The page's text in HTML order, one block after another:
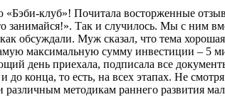
«Бэби-клуб»! Почитала восторженные
занимайся!». Так и случилось. Мы с ним
обсуждали. Муж сказал, что тема
максимальную сумму инвестиции – 5
день приехала, подписала все
конца, то есть, на всех этапах. Не
различным методикам раннего развития